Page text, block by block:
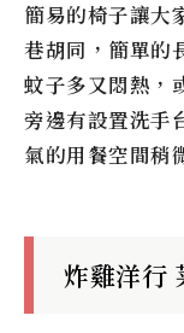
簡易的椅子讓大
巷胡同，簡單的
蚊子多又悶熱，
旁邊有設置洗手
氣的用餐空間稍
炸雞洋行